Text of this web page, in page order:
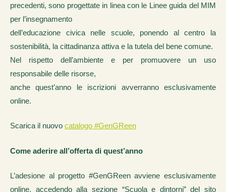
precedenti, sono progettate in linea con le Linee guida del MIM
per l’insegnamento
dell’educazione civica nelle scuole, ponendo al centro la
sostenibilità, la cittadinanza attiva e la tutela del bene comune.
Nel rispetto dell’ambiente e per promuovere un uso
responsabile delle risorse,
anche quest’anno le iscrizioni avverranno esclusivamente
online.
Scarica il nuovo catalogo #GenGReen
Come aderire all’offerta di quest’anno
L’adesione al progetto #GenGReen avviene esclusivamente
online, accedendo alla sezione “Scuola e dintorni” del sito